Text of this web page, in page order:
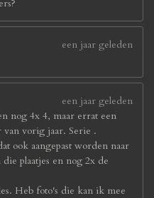
een jaar geleden
een jaar geleden
nog 4x 4, maar errat een
vorig jaar. Serie .
ook aangepast worden naar
plaatjes en nog 2x de
Heb foto's die kan ik mee